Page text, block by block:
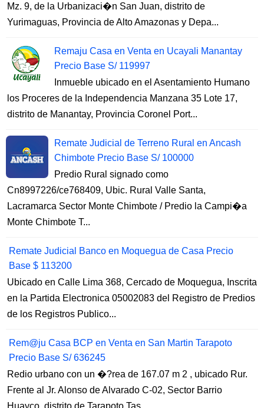
Mz. 9, de la Urbanizaci�n San Juan, distrito de
Yurimaguas, Provincia de Alto Amazonas y Depa...
Remaju Casa en Venta en Ucayali Manantay
Precio Base S/ 119997
Inmueble ubicado en el Asentamiento Humano
los Proceres de la Independencia Manzana 35 Lote 17,
distrito de Manantay, Provincia Coronel Port...
Remate Judicial de Terreno Rural en Ancash
Chimbote Precio Base S/ 100000
Predio Rural signado como
Cn8997226/ce768409, Ubic. Rural Valle Santa,
Lacramarca Sector Monte Chimbote / Predio la Campi�a
Monte Chimbote T...
Remate Judicial Banco en Moquegua de Casa Precio
Base $ 113200
Ubicado en Calle Lima 368, Cercado de Moquegua, Inscrita
en la Partida Electronica 05002083 del Registro de Predios
de los Registros Publico...
Rem@ju Casa BCP en Venta en San Martin Tarapoto
Precio Base S/ 636245
Redio urbano con un �?rea de 167.07 m 2 , ubicado Rur.
Frente al Jr. Alonso de Alvarado C-02, Sector Barrio
Huayco, distrito de Tarapoto Tas...